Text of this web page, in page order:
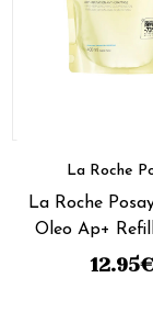
La Roche
La Roche
Oleo Ap+
(preço12.95